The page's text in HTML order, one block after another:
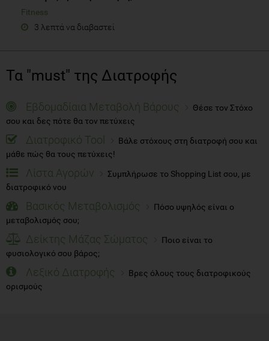
Fitness
3 λεπτά να διαβαστεί
Τα "must" της Διατροφής
Εβδομαδίαια Μεταβολή Βάρους
Θέσε τον Στόχο
σου και δες πότε θα τον πετύχεις
Διατροφικό Tool
Βάλε στόχους στη διατροφή σου και
μάθε πώς θα τους πετύχεις!
Λίστα Αγορών
Συμπλήρωσε το Shopping List σου, με
διατροφικό νου
Βασικός Μεταβολισμός
Πόσο υψηλός είναι ο
μεταβολισμός σου;
Δείκτης Μάζας Σώματος
Ποιο είναι το
φυσιολογικό σου βάρος;
Λεξικό Διατροφής
Βρες όλους τους διατροφικούς
ορισμούς